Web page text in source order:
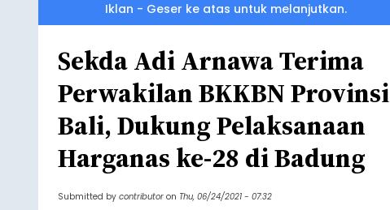
Iklan - Geser ke atas untuk melanjutkan.
Sekda Adi Arnawa Terima
Perwakilan BKKBN Provinsi
Bali, Dukung Pelaksanaan
Harganas ke-28 di Badung
Submitted by contributor on Thu, 06/24/2021 - 07:32